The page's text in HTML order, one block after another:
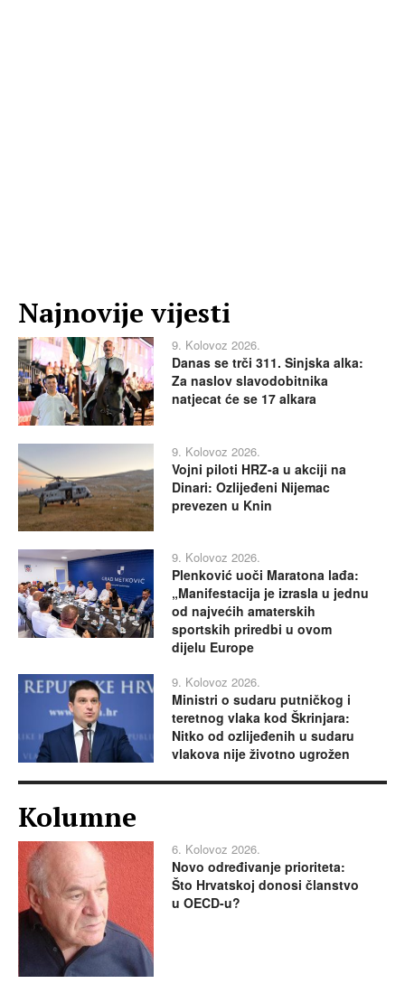
Najnovije vijesti
9. Kolovoz 2026.
Danas se trči 311. Sinjska alka:
Za naslov slavodobitnika
natjecat će se 17 alkara
9. Kolovoz 2026.
Vojni piloti HRZ-a u akciji na
Dinari: Ozlijeđeni Nijemac
prevezen u Knin
9. Kolovoz 2026.
Plenković uoči Maratona lađa:
„Manifestacija je izrasla u jednu
od najvećih amaterskih
sportskih priredbi u ovom
dijelu Europe
9. Kolovoz 2026.
Ministri o sudaru putničkog i
teretnog vlaka kod Škrinjara:
Nitko od ozlijeđenih u sudaru
vlakova nije životno ugrožen
Kolumne
6. Kolovoz 2026.
Novo određivanje prioriteta:
Što Hrvatskoj donosi članstvo
u OECD-u?